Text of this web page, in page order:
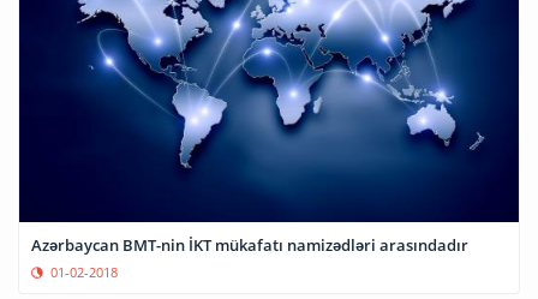
Azərbaycan BMT-nin İKT mükafatı namizədləri arasındadır
01-02-2018